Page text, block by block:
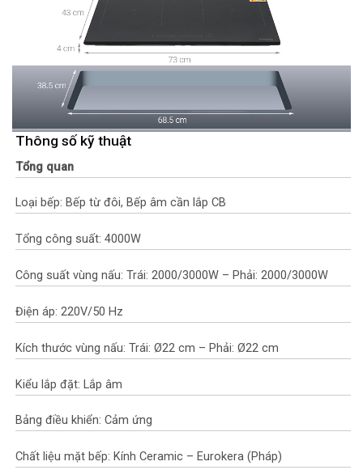
Thông số kỹ thuật
Tổng quan
Loại bếp: Bếp từ đôi, Bếp âm cần lắp CB
Tổng công suất: 4000W
Công suất vùng nấu: Trái: 2000/3000W – Phải: 2000/3000W
Điện áp: 220V/50 Hz
Kích thước vùng nấu: Trái: Ø22 cm – Phải: Ø22 cm
Kiểu lắp đặt: Lắp âm
Bảng điều khiển: Cảm ứng
Chất liệu mặt bếp: Kính Ceramic – Eurokera (Pháp)